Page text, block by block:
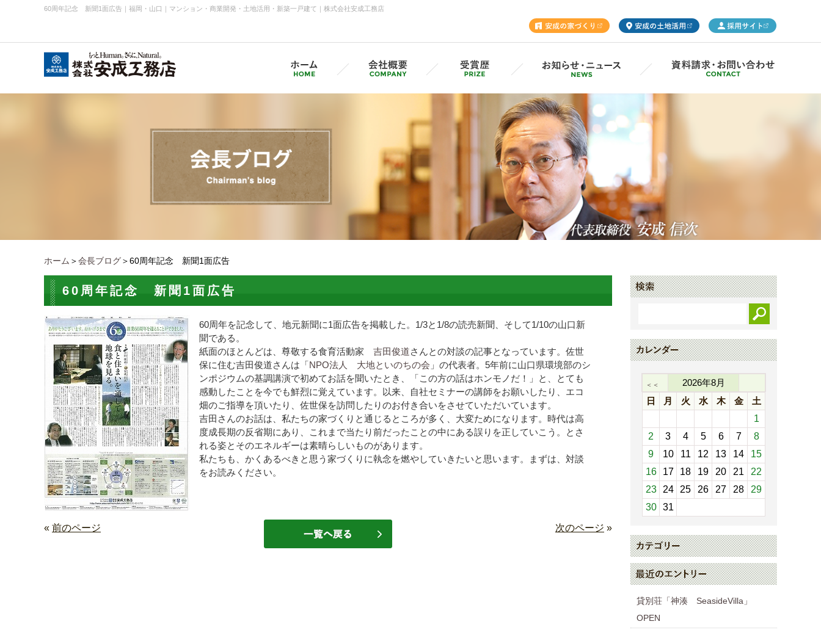
60周年記念 新聞1面広告 ｜ 福岡・山口｜マンション・商業開発・土地活用・新築一戸建て｜株式会社安成工務店
安成工務店・各支店 グループ概要
事業内容実績 SDGsの取り組み
採用情報（採用サイトへ）
ホーム ＞会長ブログ＞60周年記念 新聞1面広告
60周年記念 新聞1面広告
60周年を記念して、地元新聞に1面広告を掲載した。1/3と1/8の読売新聞、そして1/10の山口新
聞である。
紙面のほとんどは、尊敬する食育活動家 吉田俊道さんとの対談の記事となっています。佐世
保に住む吉田俊道さんは「NPO法人 大地といのちの会 」の代表者。5年前に山口県環境部のシ
ンポジウムの基調講演で初めてお話を聞いたとき、「この方の話はホンモノだ！」と、とても
感動したことを今でも鮮烈に覚えています。以来、自社セミナーの講師をお願いしたり、エコ
畑のご指導を頂いたり、佐世保を訪問したりのお付き合いをさせていただいています。
吉田さんのお話は、私たちの家づくりと通じるところが多く、大変ためになります。時代は高
度成長期の反省期にあり、これまで当たり前だったことの中にある誤りを正していこう。とさ
れる姿とそのエネルギーは素晴らしいものがあります。
私たちも、かくあるべきと思う家づくりに執念を燃やしていきたいと思います。まずは、対談
をお読みください。
« 前のページ 次のページ »
2026年8月
日
月 火 水 木 金
土
1
2
3 4 5 6 7
8
9
10 11 12 13 14
15
16
17 18 19 20 21
22
23
24 25 26 27 28
29
30
31
＜＜
貸別荘「神湊 SeasideVilla」
OPEN